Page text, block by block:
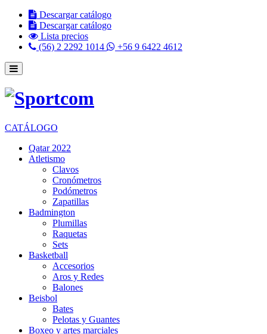
Descargar catálogo
Descargar catálogo
Lista precios
(56) 2 2292 1014
+56 9 6422 4612
CATÁLOGO
Qatar 2022
Atletismo
Clavos
Cronómetros
Podómetros
Zapatillas
Badmington
Plumillas
Raquetas
Sets
Basketball
Accesorios
Aros y Redes
Balones
Beisbol
Bates
Pelotas y Guantes
Boxeo y artes marciales